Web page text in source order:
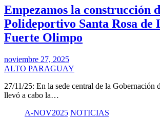
Empezamos la construcción
Polideportivo Santa Rosa de
Fuerte Olimpo
noviembre 27, 2025
ALTO PARAGUAY
27/11/25: En la sede central de la Gobernación
llevó a cabo la…
A-NOV2025 NOTICIAS